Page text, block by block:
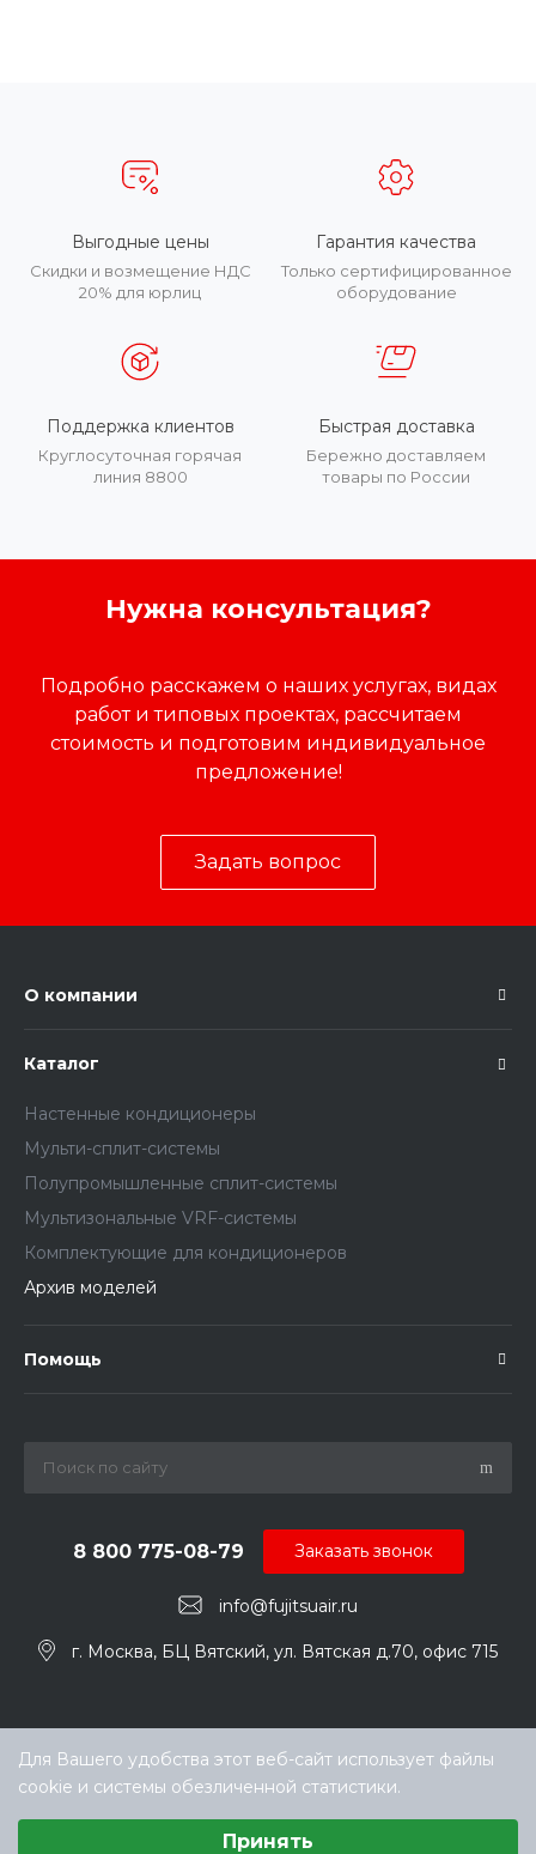
Выгодные цены
Скидки и возмещение НДС
20% для юрлиц
Гарантия качества
Только сертифицированное
оборудование
Поддержка клиентов
Круглосуточная горячая
линия 8800
Быстрая доставка
Бережно доставляем
товары по России
Нужна консультация?
Подробно расскажем о наших услугах, видах
работ и типовых проектах, рассчитаем
стоимость и подготовим индивидуальное
предложение!
Задать вопрос
О компании
Каталог
Настенные кондиционеры
Мульти-сплит-системы
Полупромышленные сплит-системы
Мультизональные VRF-системы
Комплектующие для кондиционеров
Архив моделей
Помощь
info@fujitsuair.ru
8 800 775-08-79
г. Москва, БЦ Вятский, ул. Вятская д.70, офис 715
Заказать звонок
Для Вашего удобства этот веб-сайт использует файлы
cookie и системы обезличенной статистики.
Принять